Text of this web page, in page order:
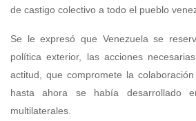
de castigo colectivo a todo el pueblo
Se le expresó que Venezuela se
política exterior, las acciones
actitud, que compromete la
hasta ahora se había desarrollado
multilaterales.